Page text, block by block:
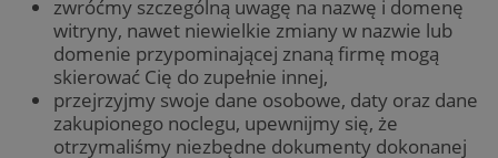
zwróćmy szczególną uwagę na nazwę i domenę
witryny, nawet niewielkie zmiany w nazwie lub
domenie przypominającej znaną firmę mogą
skierować Cię do zupełnie innej,
przejrzyjmy swoje dane osobowe, daty oraz dane
zakupionego noclegu, upewnijmy się, że
otrzymaliśmy niezbędne dokumenty dokonanej